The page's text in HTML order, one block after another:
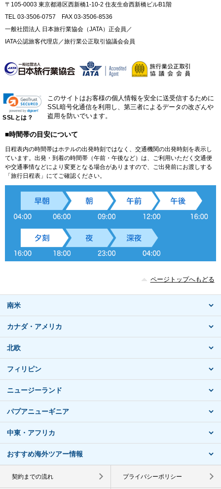
〒105-0003 東京都港区西新橋1-10-2 住友生命西新橋ビルB1階
TEL 03-3506-0757 FAX 03-3506-8536
一般社団法人 日本旅行業協会（JATA）正会員／
IATA公認旅客代理店／旅行業公正取引協議会会員
SSLとは？
このサイトはお客様の個人情報を安全に送受信するために
SSL暗号化通信を利用し、第三者によるデータの改ざんや
盗用を防いでいます。
■時間帯の目安について
日程表内の時間帯はホテルの出発時刻ではなく、交通機関の出発時刻を表示し
ています。出発・到着の時間帯（午前・午後など）は、ご利用いただく交通便
や交通事情などにより変更となる場合がありますので、ご出発前にお渡しする
「旅行日程表」にてご確認ください。
ページトップへもどる
南米
カナダ・アメリカ
北欧
フィリピン
ニュージーランド
パプアニューギニア
中東・アフリカ
おすすめ海外ツアー情報
契約までの流れ プライバシーポリシー